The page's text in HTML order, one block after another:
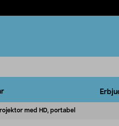
med HD, portabel